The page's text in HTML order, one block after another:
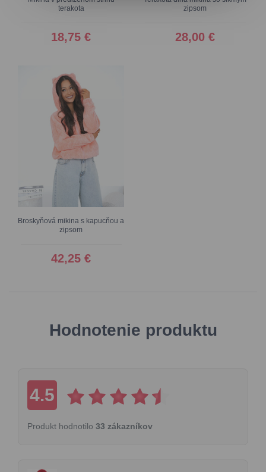
terakota
18,75 €
zipsom
28,00 €
Broskyňová mikina s kapucňou a
zipsom
42,25 €
Hodnotenie produktu
4.5
Produkt hodnotilo 33 zákazníkov